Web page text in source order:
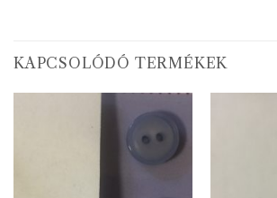
KAPCSOLÓDÓ TERMÉKEK